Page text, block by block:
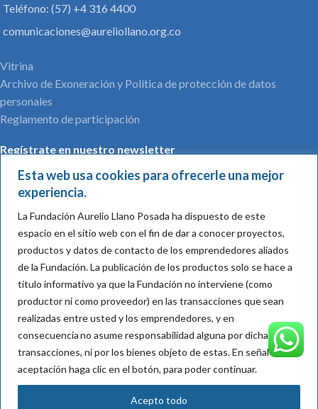
Esta web usa cookies para ofrecerle una mejor
experiencia.
La Fundación Aurelio Llano Posada ha dispuesto de este
espacio en el sitio web con el fin de dar a conocer proyectos,
productos y datos de contacto de los emprendedores aliados
de la Fundación.La publicación de los productos solo se hace a
título informativo ya que la Fundación no interviene (como
productor ni como proveedor) en las transacciones que sean
realizadas entre usted y los emprendedores, y en
consecuenciano asume responsabilidad alguna por dichas
transacciones, ni por los bienes objeto deestas. En señal de
aceptación haga clic en el botón, para poder continuar.
Acepto todo
Teléfono: (57) +4 316 4400
comunicaciones@aureliollano.org.co
Vitrina
Archivo de Exoneración y Política de protección de datos
personales
Reglamento de participación
Regístrate en nuestro newsletter
Nombre*:
Mail*:
Acepto su política de tratamiento de datos